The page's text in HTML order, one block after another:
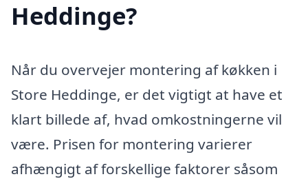
Heddinge?
Når du overvejer montering af køkken i
Store Heddinge, er det vigtigt at have et
klart billede af, hvad omkostningerne vil
være. Prisen for montering varierer
afhængigt af forskellige faktorer såsom